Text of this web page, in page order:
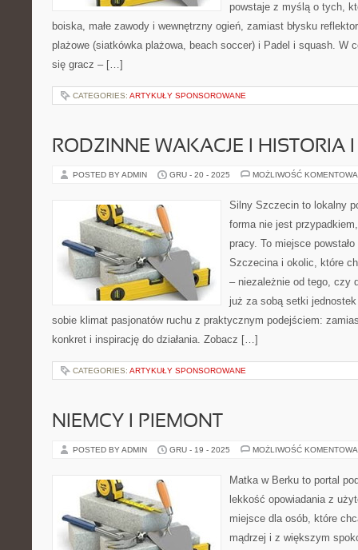
powstaje z myślą o tych,
boiska, małe zawody i wewnętrzny ogień, zamiast błysku
plażowe (siatkówka plażowa, beach soccer) i Padel i squash. W
się gracz – […]
CATEGORIES: ARTYKUŁY SPONSOROWANE
RODZINNE WAKACJE I HISTORIA
POSTED BY ADMIN GRU - 20 - 2025 MOŻLIWOŚĆ
Silny Szczecin to lokalny
forma nie jest
pracy. To miejsce
Szczecina i okolic, które
– niezależnie od tego, czy
już za sobą setki
sobie klimat pasjonatów ruchu z praktycznym podejściem:
konkret i inspirację do działania. Zobacz […]
CATEGORIES: ARTYKUŁY SPONSOROWANE
NIEMCY I PIEMONT
POSTED BY ADMIN GRU - 19 - 2025 MOŻLIWOŚĆ
Matka w Berku to portal
lekkość opowiadania z
miejsce dla osób, które
mądrzej i z większym